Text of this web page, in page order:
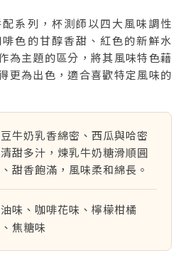
系列，杯測師以四大風味調性
啡色的甘醇香甜、紅色的新鮮水
為主題的區分，將其風味特色藉
更為出色，適合喜歡特定風味的
牛奶乳香綿密、西瓜與哈密
甜多汁，煉乳牛奶糖滑順圓
甜香飽滿，風味柔和綿長。
味、咖啡花味、檸檬柑橘
焦糖味